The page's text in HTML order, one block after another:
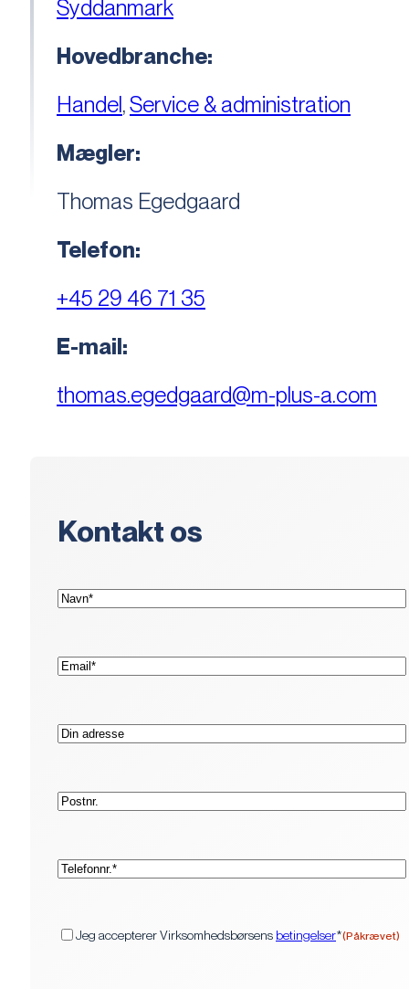
Syddanmark
Hovedbranche:
Handel,Service & administration
Mægler:
Thomas Egedgaard
Telefon:
+45 29 46 71 35
E-mail:
thomas.egedgaard@m-plus-a.com
Kontakt os
Navn*
E-
mail*
Adresse
Postnr.
Telefon*
Jeg accepterer Virksomhedsbørsens betingelser*(Påkrævet)